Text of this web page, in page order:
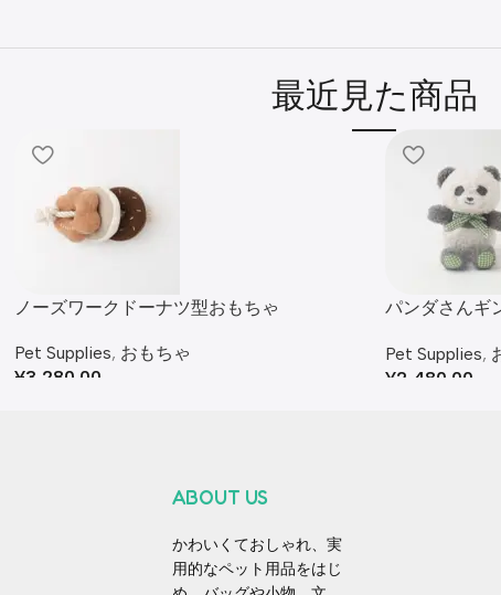
最近見た商品
ノーズワークドーナツ型おもちゃ
Pet Supplies, おもちゃ
¥3,280.00
パンダさんギ
Pet Supplies,
¥2,480.00
ABOUT US
かわいくておしゃれ、実
用的なペット用品をはじ